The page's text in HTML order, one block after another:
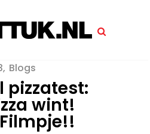
Blogs
pizzatest:
wint!
Filmpje!!